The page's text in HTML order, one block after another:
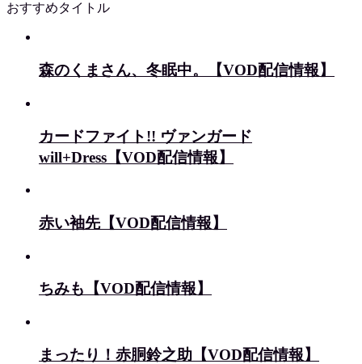
おすすめタイトル
森のくまさん、冬眠中。【VOD配信情報】
カードファイト!! ヴァンガード
will+Dress【VOD配信情報】
赤い袖先【VOD配信情報】
ちみも【VOD配信情報】
まったり！赤胴鈴之助【VOD配信情報】